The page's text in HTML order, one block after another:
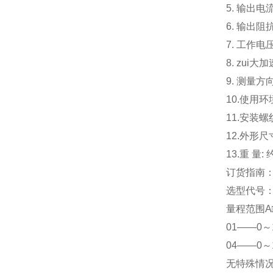
5. 输出电
6. 输出阻
7. 工作电
8. zui大加
9. 测量方
10.使用
11.安装螺
12.外形尺
13.重 量:
订货指南
选型代号
量程范围
01——0～
04——0～
无特殊情